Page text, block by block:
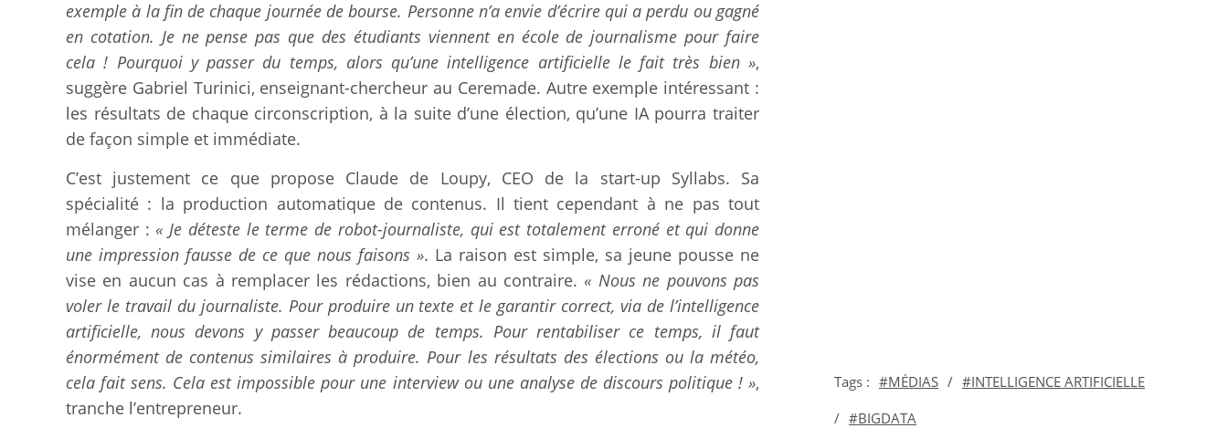
exemple à la fin de chaque journée de bourse. Personne n’a envie d’écrire qui a perdu ou gagné
en cotation. Je ne pense pas que des étudiants viennent en école de journalisme pour faire
cela ! Pourquoi y passer du temps, alors qu’une intelligence artificielle le fait très bien »,
suggère Gabriel Turinici, enseignant-chercheur au Ceremade. Autre exemple intéressant :
les résultats de chaque circonscription, à la suite d’une élection, qu’une IA pourra traiter
de façon simple et immédiate.
C’est justement ce que propose Claude de Loupy, CEO de la start-up Syllabs. Sa
spécialité : la production automatique de contenus. Il tient cependant à ne pas tout
mélanger : « Je déteste le terme de robot-journaliste, qui est totalement erroné et qui donne
une impression fausse de ce que nous faisons ». La raison est simple, sa jeune pousse ne
vise en aucun cas à remplacer les rédactions, bien au contraire. « Nous ne pouvons pas
voler le travail du journaliste. Pour produire un texte et le garantir correct, via de l’intelligence
artificielle, nous devons y passer beaucoup de temps. Pour rentabiliser ce temps, il faut
énormément de contenus similaires à produire. Pour les résultats des élections ou la météo,
cela fait sens. Cela est impossible pour une interview ou une analyse de discours politique ! »,
tranche l’entrepreneur.
Tags : MÉDIAS /
INTELLIGENCE ARTIFICIELLE
/
BIGDATA